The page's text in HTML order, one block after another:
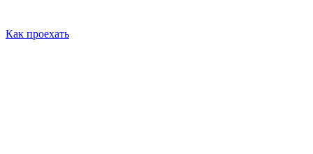
Как проехать